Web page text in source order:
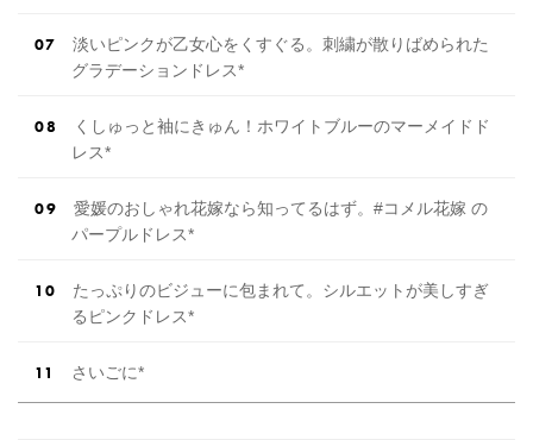
淡いピンクが乙女心をくすぐる。刺繍が散りばめられた
グラデーションドレス*
くしゅっと袖にきゅん！ホワイトブルーのマーメイドド
レス*
愛媛のおしゃれ花嫁なら知ってるはず。#コメル花嫁 の
パープルドレス*
たっぷりのビジューに包まれて。シルエットが美しすぎ
るピンクドレス*
さいごに*